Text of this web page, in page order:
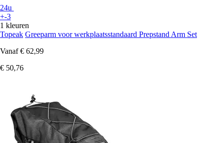
24u
+-3
1 kleuren
Topeak Greeparm voor werkplaatsstandaard Prepstand Arm Set
Vanaf € 62,99
€ 50,76